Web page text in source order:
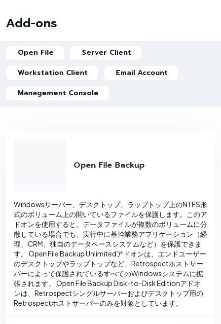
Add-ons
Open File
Server Client
Workstation Client
Email Account
Management Console
Open File Backup
Windowsサーバー、デスクトップ、ラップトップ上のNTFS形
式のボリューム上の開いているファイルを保護します。このア
ドオンを使用すると、データファイルが複数のボリュームに分
散している場合でも、実行中に基幹業務アプリケーション（経
理、CRM、独自のデータベースシステムなど）を保護できま
す。 Open File Backup Unlimitedアドオンは、エンドユーザー
のデスクトップやラップトップなど、Retrospectホストサー
バーによって保護されているすべてのWindowsシステムに拡
張されます。 Open File Backup Disk-to-Disk Editionアドオ
ンは、Retrospectシングルサーバーおよびデスクトップ用の
Retrospectホストサーバーのみを対象としています。